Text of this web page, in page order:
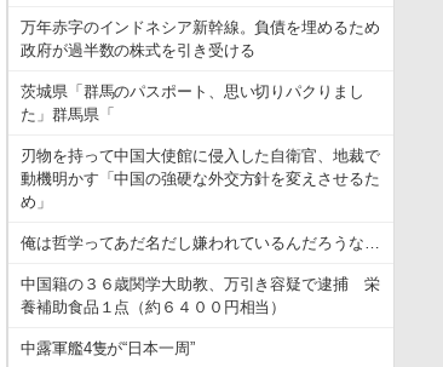
万年赤字のインドネシア新幹線。負債を埋めるため
政府が過半数の株式を引き受ける
茨城県「群馬のパスポート、思い切りパクりまし
た」群馬県「
刃物を持って中国大使館に侵入した自衛官、地裁で
動機明かす「中国の強硬な外交方針を変えさせるた
め」
俺は哲学ってあだ名だし嫌われているんだろうな…
中国籍の３６歳関学大助教、万引き容疑で逮捕 栄
養補助食品１点（約６４００円相当）
中露軍艦4隻が“日本一周”